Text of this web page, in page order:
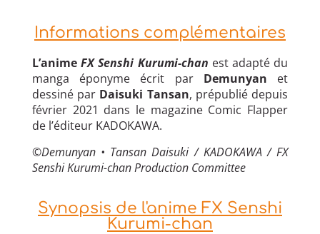
Informations complémentaires
L’anime FX Senshi Kurumi-chan est adapté du
manga éponyme écrit par Demunyan et
dessiné par Daisuki Tansan, prépublié depuis
février 2021 dans le magazine Comic Flapper
de l’éditeur KADOKAWA.
©Demunyan • Tansan Daisuki / KADOKAWA / FX
Senshi Kurumi-chan Production Committee
Synopsis de l'anime FX Senshi
Kurumi-chan